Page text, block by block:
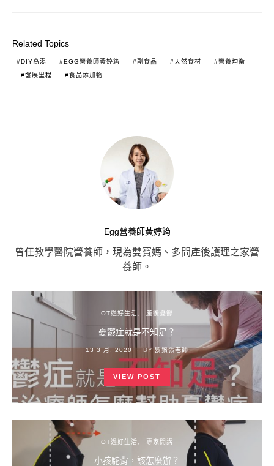
Related Topics
DIY高湯 EGG營養師黃婷筠 副食品 天然食材
營養均衡
發展里程
食品添加物
Egg營養師黃婷筠
曾任教學醫院營養師，現為雙寶媽、多間產後護理之家營
養師。
OT過好生活 產後憂鬱
憂鬱症就是不知足？
POSTED
13 3 月, 2020 BY 鬍鬚張老師
VIEW POST
OT過好生活 專家開講
小孩駝背，該怎麼辦？